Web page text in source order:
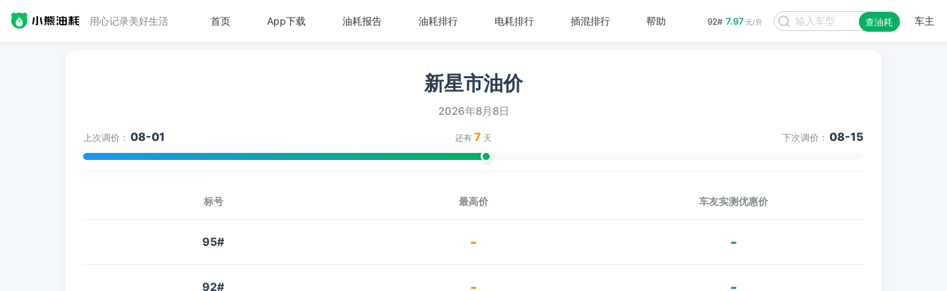
用心记录美好生活 92# 7.97 元/升 查油耗 车主
首页 App下载 油耗报告 油耗排行 电耗排行 插混排行 帮助
新星市油价
2026年8月8日
上次调价： 08-01 还有 7 天 下次调价： 08-15
标号 最高价 车友实测优惠价
95# - -
92# - -